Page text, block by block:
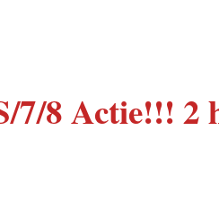
7/8 Actie!!! 2